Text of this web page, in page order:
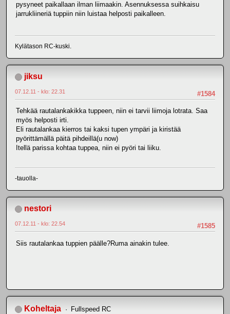
pysyneet paikallaan ilman liimaakin. Asennuksessa suihkaisu
jarrukliineriä tuppiin niin luistaa helposti paikalleen.
Kylätason RC-kuski.
jiksu
#1584
07.12.11 - klo: 22.31
Tehkää rautalankakikka tuppeen, niin ei tarvii liimoja lotrata. Saa
myös helposti irti.
Eli rautalankaa kierros tai kaksi tupen ympäri ja kiristää
pyörittämällä päitä pihdeillä(u now)
Itellä parissa kohtaa tuppea, niin ei pyöri tai liiku.
-tauolla-
nestori
#1585
07.12.11 - klo: 22.54
Siis rautalankaa tuppien päälle?Ruma ainakin tulee.
Koheltaja Fullspeed RC